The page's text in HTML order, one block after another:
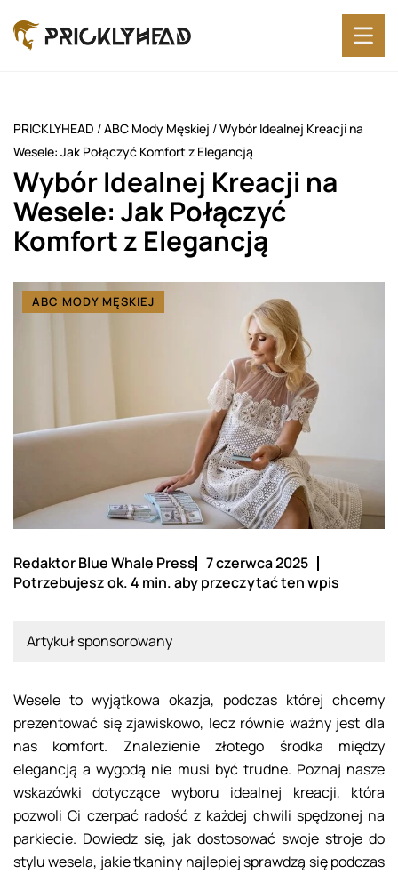
PRICKLYHEAD /ABC Mody Męskiej /Wybór Idealnej Kreacji na
Wesele: Jak Połączyć Komfort z Elegancją
Wybór Idealnej Kreacji na
Wesele: Jak Połączyć
Komfort z Elegancją
ABC MODY MĘSKIEJ
Redaktor Blue Whale Press 7 czerwca 2025
Potrzebujesz ok. 4 min. aby przeczytać ten wpis
Artykuł sponsorowany
Wesele to wyjątkowa okazja, podczas której chcemy
prezentować się zjawiskowo, lecz równie ważny jest dla
nas komfort. Znalezienie złotego środka między
elegancją a wygodą nie musi być trudne. Poznaj nasze
wskazówki dotyczące wyboru idealnej kreacji, która
pozwoli Ci czerpać radość z każdej chwili spędzonej na
parkiecie. Dowiedz się, jak dostosować swoje stroje do
stylu wesela, jakie tkaniny najlepiej sprawdzą się podczas